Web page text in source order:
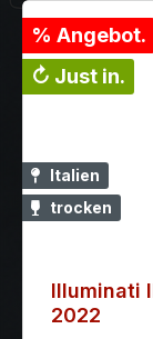
% Angebot.
↻ Just in.
Italien
trocken
Illuminati
2022